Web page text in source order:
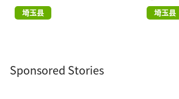
埼玉县
埼玉县
Sponsored Stories